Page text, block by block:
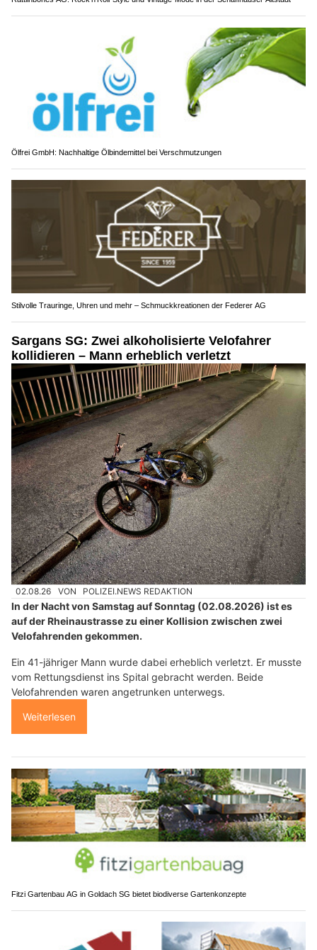
Ölfrei GmbH: Nachhaltige Ölbindemittel bei Verschmutzungen
Stilvolle Trauringe, Uhren und mehr – Schmuckkreationen der Federer AG
Sargans SG: Zwei alkoholisierte Velofahrer
kollidieren – Mann erheblich verletzt
02.08.26 VON POLIZEI.NEWS REDAKTION
In der Nacht von Samstag auf Sonntag (02.08.2026) ist es
auf der Rheinaustrasse zu einer Kollision zwischen zwei
Velofahrenden gekommen.
Ein 41-jähriger Mann wurde dabei erheblich verletzt. Er musste
vom Rettungsdienst ins Spital gebracht werden. Beide
Velofahrenden waren angetrunken unterwegs.
Weiterlesen
Fitzi Gartenbau AG in Goldach SG bietet biodiverse Gartenkonzepte